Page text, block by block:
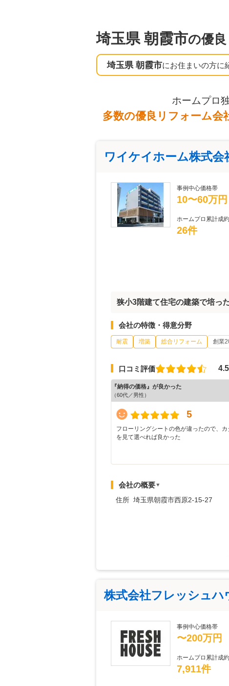
埼玉県 朝霞市の優
埼玉県 朝霞市にお住まいの方に
ホームプロ
多数の優良リフォーム会
ワイケイホーム株式会
事例中心価格帯
10〜60万円
ホームプロ累計成
26件
狭小3階建て住宅の建築で培っ
会社の特徴・得意分野
耐震 増築 総合リフォーム 創業
口コミ評価 4.5
『納得の価格』が良かった
（60代／男性）
5
フローリングシートの色が違ったので、カ
を見て選べれば良かった
会社の概要▼
住所 埼玉県朝霞市西原2-15-27
株式会社フレッシュハ
事例中心価格帯
〜200万円
ホームプロ累計成
7,911件